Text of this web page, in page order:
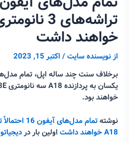
خواهند داشت
ازنویسنده سایت/ اکتبر 15, 2023
خواهند بود.
نوشته
A18 خواهند داشت
اولین بار دردیجیاتو